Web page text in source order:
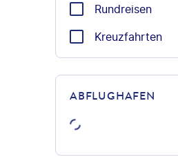
Rundreisen
Kreuzfahrten
ABFLUGHAFEN